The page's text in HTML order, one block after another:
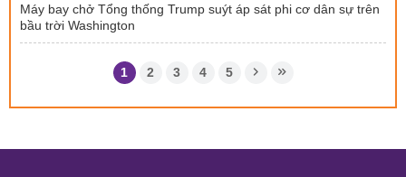
Máy bay chở Tổng thống Trump suýt áp sát phi cơ dân sự trên
bầu trời Washington
1 2 3 4 5